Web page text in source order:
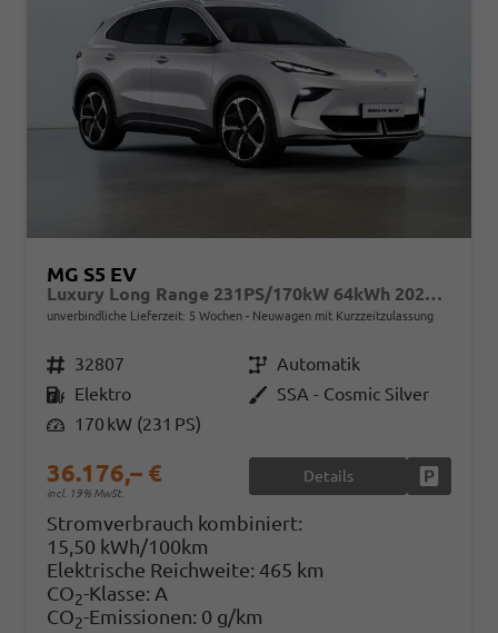
MG S5 EV
Luxury Long Range 231PS/170kW 64kWh 2025 | +7-Jahre/150.000km Werksgarantie
unverbindliche Lieferzeit: 5 Wochen Neuwagen mit Kurzzeitzulassung
Fahrzeugnr. 32807 GetriebeAutomatik
Kraftstoff Elektro AußenfarbeSSA - Cosmic Silver
Leistung 170 kW (231 PS)
36.176,– €
incl. 19% MwSt.
Details
Stromverbrauch kombiniert:
15,50 kWh/100km
Elektrische Reichweite: 465 km
CO2-Klasse: A
CO2-Emissionen: 0 g/km